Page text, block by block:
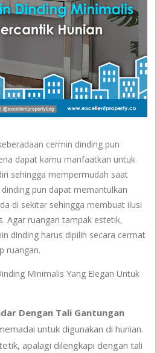
cermin dinding pun
dapat kamu manfaatkan untuk
sehingga mempermudah saat
pun dapat memantulkan
di sekitar sehingga membuat ilusi
Agar ruangan tampak estetik,
dinding harus dipilih secara cermat
ruangan.
Minimalis Yang Elegan Untuk
Dengan Tali Gantungan
untuk digunakan di hunian.
apalagi dilengkapi dengan tali